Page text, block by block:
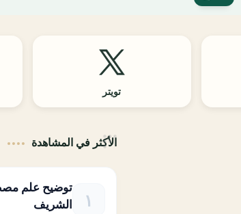
تويتر
الأكثر في المشاهدة
توضيح علم
الشريف